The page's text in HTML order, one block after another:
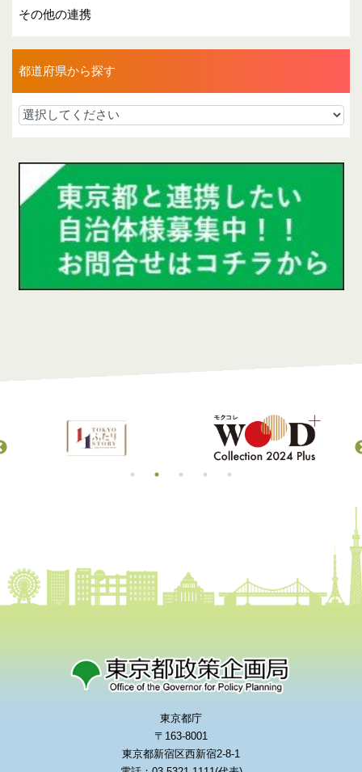
その他の連携
都道府県から探す
東京都庁
〒163-8001
東京都新宿区西新宿2-8-1